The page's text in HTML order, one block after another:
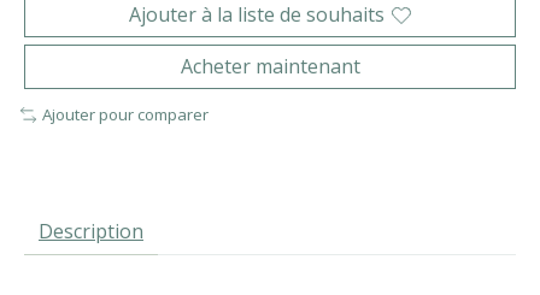
Ajouter à la liste de souhaits
Acheter maintenant
Ajouter pour comparer
Description